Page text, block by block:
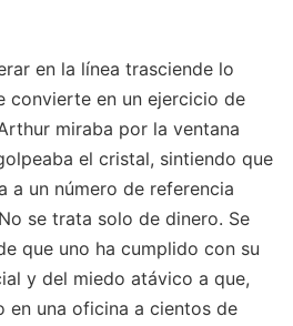
en la línea trasciende lo
convierte en un ejercicio de
miraba por la ventana
el cristal, sintiendo que
a un número de referencia
se trata solo de dinero. Se
que uno ha cumplido con su
y del miedo atávico a que,
en una oficina a cientos de